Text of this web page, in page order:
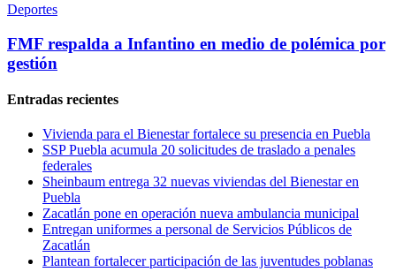
Deportes
FMF respalda a Infantino en medio de polémica por
gestión
Entradas recientes
Vivienda para el Bienestar fortalece su presencia en Puebla
SSP Puebla acumula 20 solicitudes de traslado a penales
federales
Sheinbaum entrega 32 nuevas viviendas del Bienestar en
Puebla
Zacatlán pone en operación nueva ambulancia municipal
Entregan uniformes a personal de Servicios Públicos de
Zacatlán
Plantean fortalecer participación de las juventudes poblanas